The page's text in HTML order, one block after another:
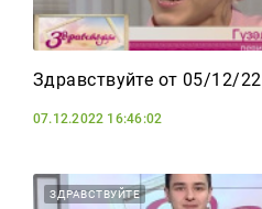
Здравствуйте от 05/12/22
07.12.2022 16:46:02
ЗДРАВСТВУЙТЕ